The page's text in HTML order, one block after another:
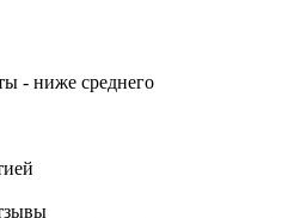
- ниже среднего